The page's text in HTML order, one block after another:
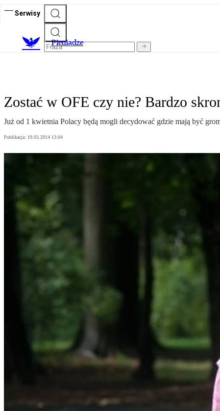
Serwisy
Pieniądze
Zostać w OFE czy nie? Bardzo
Już od 1 kwietnia Polacy będą mogli decydować gdzie mają być
Publikacja: 19.03.2014 13:04